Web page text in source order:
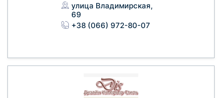
улица Владимирская,
69
+38 (066) 972-80-07